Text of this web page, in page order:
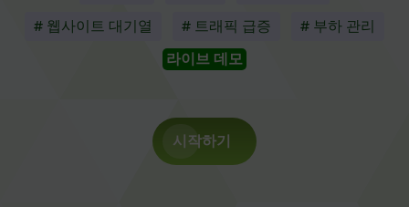
# 웹사이트 대기열 # 트래픽 급증
# 부하 관리
라이브 데모
시작하기